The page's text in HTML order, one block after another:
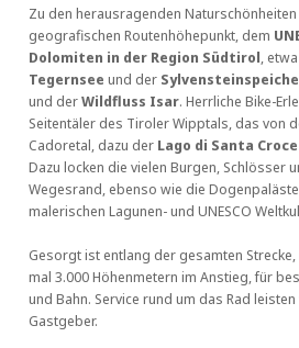
Zu den herausragenden
geografischen Routenhöhepunkt, dem
Dolomiten in der Region Südtirol,
Tegernsee und der
und derWildfluss Isar. Herrliche Bike-
Seitentäler des Tiroler Wipptals, das von
Cadoretal, dazu der Lago di Santa Croce
Dazu locken die vielen Burgen, Schlösser
Wegesrand, ebenso wie die
malerischen Lagunen- und UNESCO
Gesorgt ist entlang der gesamten
mal 3.000 Höhenmetern im Anstieg, für
und Bahn. Service rund um das Rad
Gastgeber.